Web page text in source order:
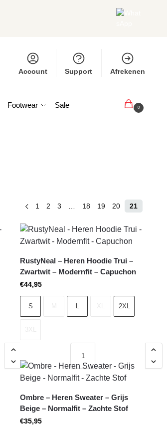
Account Support Afrekenen
Footwear
Sale
0
1 2 3 18 19 20 21
RustyNeal – Heren Hoodie Trui –
Zwartwit – Modernfit – Capuchon
€44,95
S L 2XL
Ombre – Heren Sweater – Grijs
Beige – Normalfit – Zachte Stof
€35,95